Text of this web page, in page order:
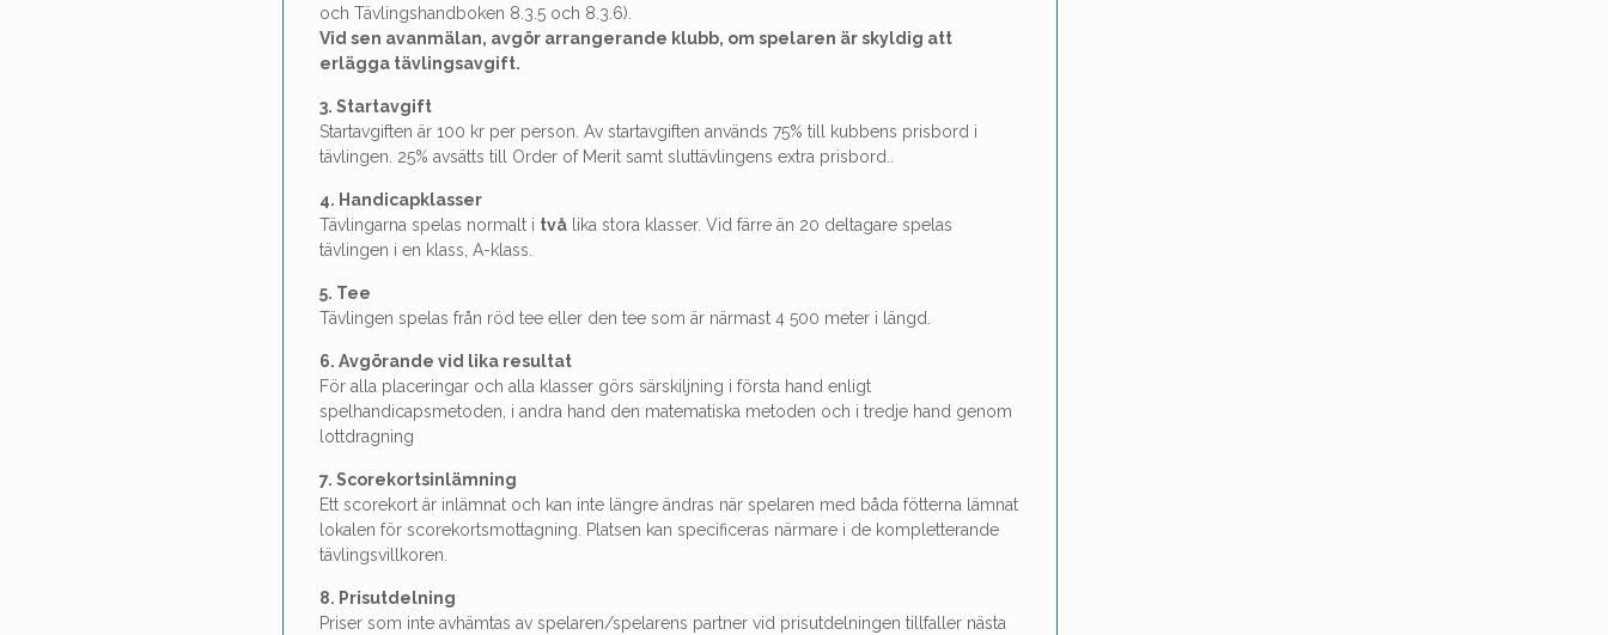
och Tävlingshand­boken 8.3.5 och 8.3.6).
Vid sen avanmälan, avgör arrangerande klubb, om spelaren är skyldig att
erlägga tävlingsavgift.
3. Startavgift
Startavgiften är 100 kr per person. Av startavgiften används 75% till kubbens prisbord i
tävlingen. 25% avsätts till Order of Merit samt sluttävlingens extra prisbord..
4. Handicapklasser
Tävlingarna spelas normalt i tvålika stora klasser. Vid färre än 20 deltagare spelas
tävlingen i en klass, A-klass.
5. Tee
Tävlingen spelas från röd tee eller den tee som är närmast 4 500 meter i längd.
6. Avgörande vid lika resultat
För alla placeringar och alla klasser görs särskiljning i första hand enligt
spelhandicapsmetoden, i andra hand den matematiska metoden och i tredje hand genom
lottdragning
7. Scorekortsinlämning
Ett scorekort är inlämnat och kan inte längre ändras när spelaren med båda fötterna lämnat
lokalen för scorekortsmottagning. Platsen kan specificeras närmare i de kompletterande
tävlingsvill­koren.
8. Prisutdelning
Priser som inte avhämtas av spelaren/spelarens partner vid prisutdelningen tillfaller nästa